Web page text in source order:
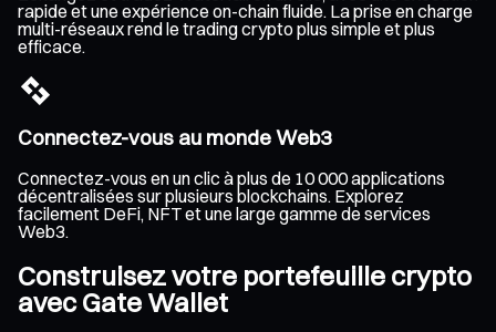
rapide et une expérience on-chain fluide. La prise en charge
multi-réseaux rend le trading crypto plus simple et plus
efficace.
Connectez-vous au monde Web3
Connectez-vous en un clic à plus de 10 000 applications
décentralisées sur plusieurs blockchains. Explorez
facilement DeFi, NFT et une large gamme de services
Web3.
Construisez votre portefeuille crypto
avec Gate Wallet